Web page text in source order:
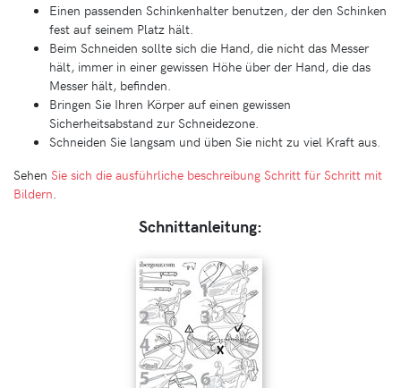
Einen passenden Schinkenhalter benutzen, der den Schinken
fest auf seinem Platz hält.
Beim Schneiden sollte sich die Hand, die nicht das Messer
hält, immer in einer gewissen Höhe über der Hand, die das
Messer hält, befinden.
Bringen Sie Ihren Körper auf einen gewissen
Sicherheitsabstand zur Schneidezone.
Schneiden Sie langsam und üben Sie nicht zu viel Kraft aus.
Sehen Sie sich die ausführliche beschreibung Schritt für Schritt mit
Bildern.
Schnittanleitung: